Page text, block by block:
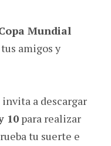
Mundial
amigos y
a descargar
10 para realizar
tu suerte e